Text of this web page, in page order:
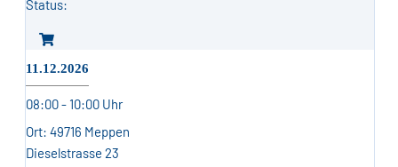
11.12.2026
08:00 - 10:00 Uhr
49716 Meppen
Dieselstrasse 23